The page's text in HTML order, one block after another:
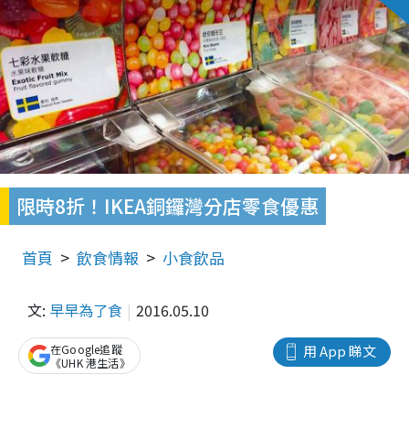
限時8折！IKEA銅鑼灣分店零食優惠
首頁 飲食情報 小食飲品
文: 早早為了食 2016.05.10
用 App 睇文
在Google追蹤
《UHK 港生活》